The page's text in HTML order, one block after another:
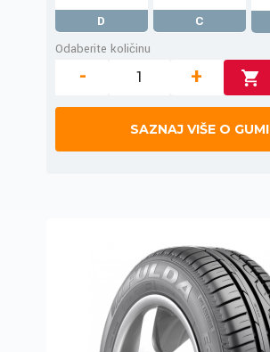
D C
Odaberite količinu
- +
SAZNAJ VIŠE O GUMI